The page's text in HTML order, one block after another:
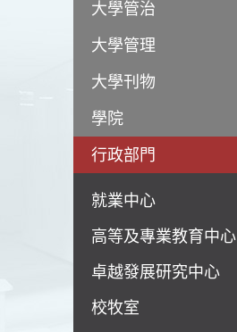
大學管治
大學管理
大學刊物
學院
行政部門
就業中心
高等及專業教育中心
卓越發展研究中心
校牧室